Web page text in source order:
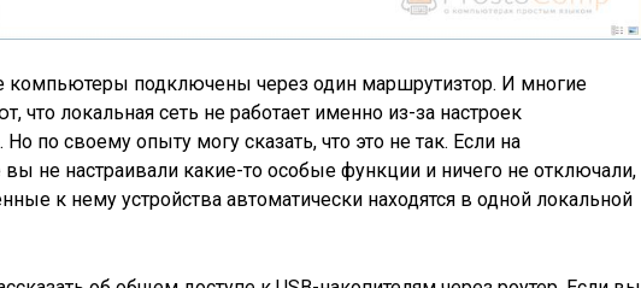
компьютеры подключены через один маршрутизтор. И многие
что локальная сеть не работает именно из-за настроек
по своему опыту могу сказать, что это не так. Если на
не настраивали какие-то особые функции и ничего не отключали,
к нему устройства автоматически находятся в одной локальной